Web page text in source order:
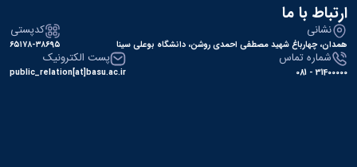
علمی
معتبر
ارتباط با ما
نشانی
همدان، چهارباغ شهید مصطفی احمدی روشن، دانشگاه بوعلی سینا
کدپستی
۶۵۱۷۸-۳۸۶۹۵
شماره تماس
31400000 - 081
پست الکترونیک
public_relation[at]basu.ac.ir